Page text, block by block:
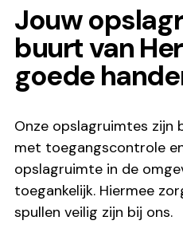
Jouw
buurt van
goede
Onze opslagruimtes zijn
met toegangscontrole
opslagruimte in de
toegankelijk. Hiermee
spullen veilig zijn bij ons.